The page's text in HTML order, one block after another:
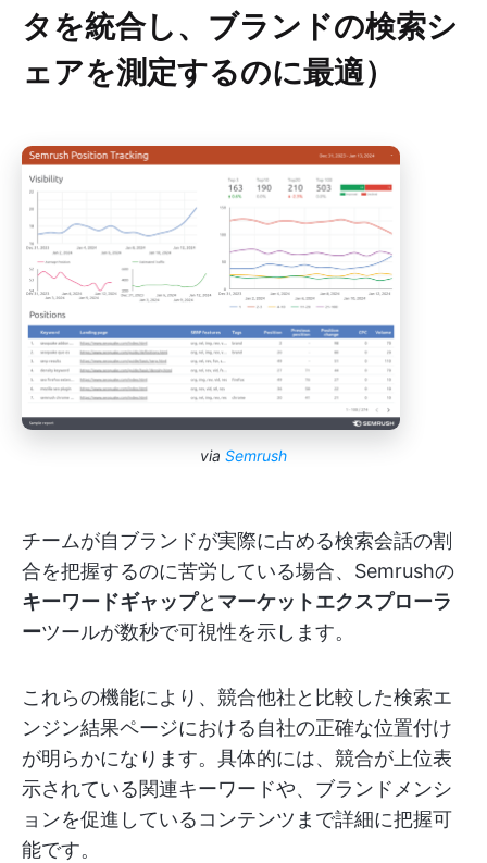
タを統合し、ブランドの検索シ
ェアを測定するのに最適）
via Semrush
チームが自ブランドが実際に占める検索会話の割
合を把握するのに苦労している場合、Semrushの
キーワードギャップと マーケットエクスプローラ
ーツールが数秒で可視性を示します。
これらの機能により、競合他社と比較した検索エ
ンジン結果ページにおける自社の正確な位置付け
が明らかになります。具体的には、競合が上位表
示されている関連キーワードや、ブランドメンシ
ョンを促進しているコンテンツまで詳細に把握可
能です。